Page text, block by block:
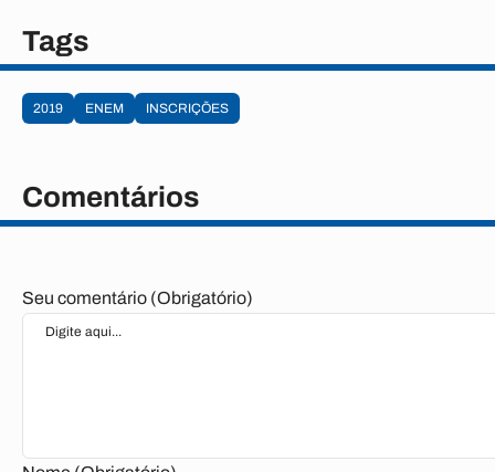
Tags
2019 ENEM INSCRIÇÕES
Comentários
Seu comentário (Obrigatório)